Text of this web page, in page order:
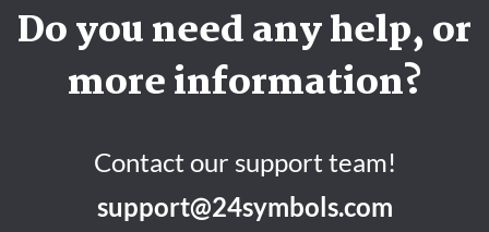
Do you need any help, or
more information?
Contact our support team!
support@24symbols.com